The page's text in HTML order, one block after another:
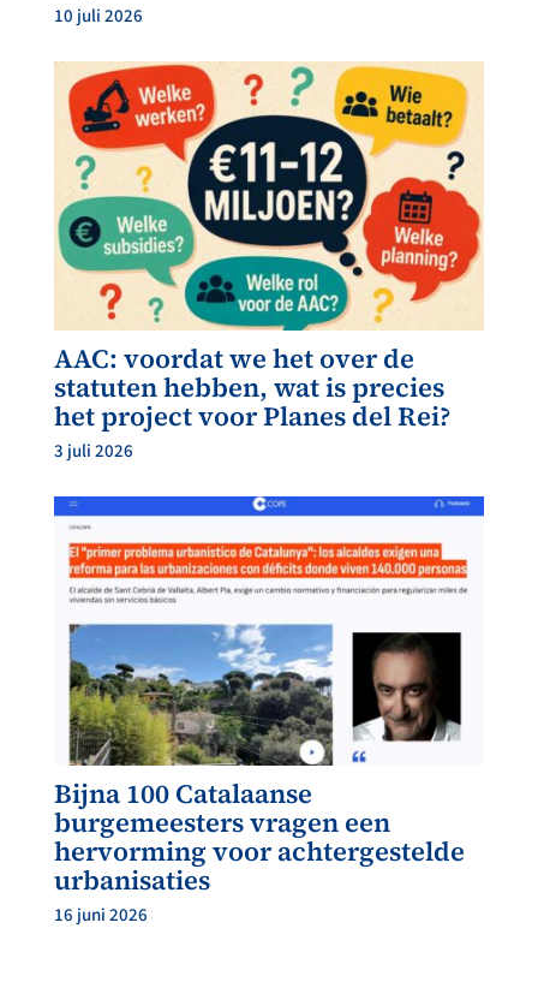
10 juli 2026
AAC: voordat we het over de
statuten hebben, wat is precies
het project voor Planes del Rei?
3 juli 2026
Bijna 100 Catalaanse
burgemeesters vragen een
hervorming voor achtergestelde
urbanisaties
16 juni 2026